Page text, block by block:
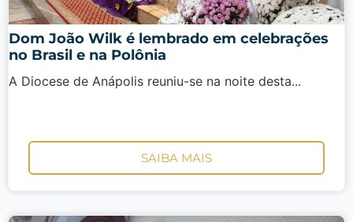
Dom João Wilk é lembrado em celebrações
no Brasil e na Polônia
A Diocese de Anápolis reuniu-se na noite desta...
SAIBA MAIS